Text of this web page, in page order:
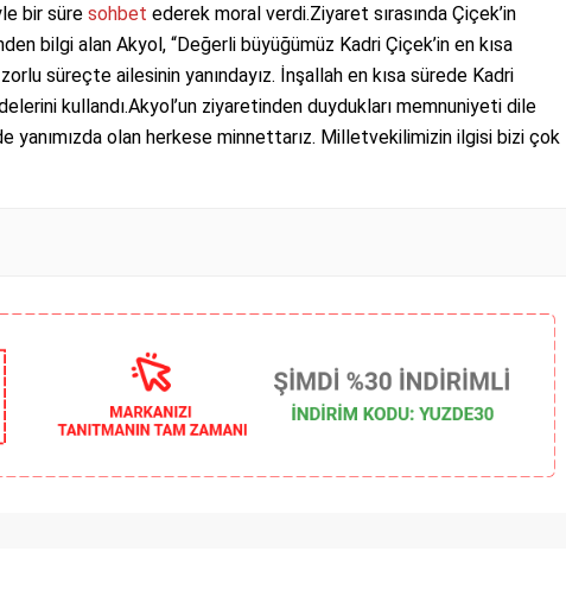
bir süre sohbet ederek moral verdi.Ziyaret sırasında Çiçek’in
bilgi alan Akyol, “Değerli büyüğümüz Kadri Çiçek’in en kısa
süreçte ailesinin yanındayız. İnşallah en kısa sürede Kadri
kullandı.Akyol’un ziyaretinden duydukları memnuniyeti dile
yanımızda olan herkese minnettarız. Milletvekilimizin ilgisi bizi çok